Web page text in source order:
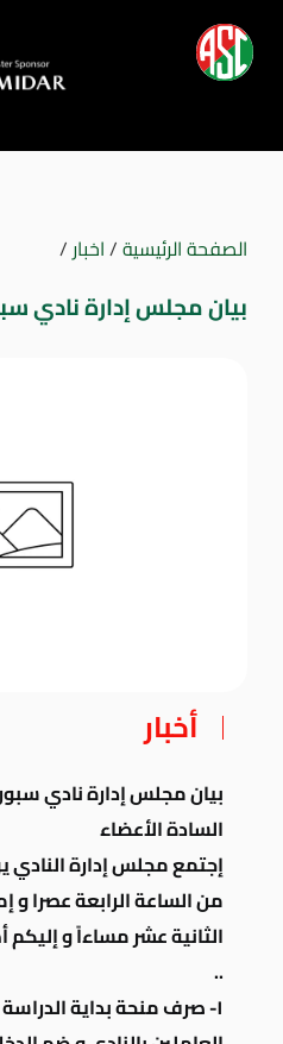
الصفحة الرئيسية/اخبار/
بيان مجلس إدارة نادي
أخبار
بيان مجلس إدارة نادي
السادة الأعضاء
من الساعة الرابعة عصرا و
الثانية عشر مساءاً و
..